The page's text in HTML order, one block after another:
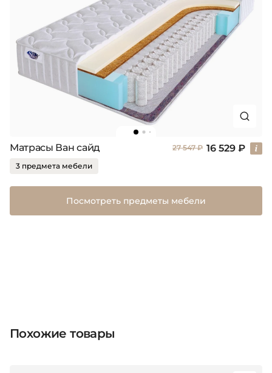
Матрасы Ван сайд 27 547 ₽ 16 529 ₽
3 предмета мебели
Посмотреть предметы мебели
Похожие товары